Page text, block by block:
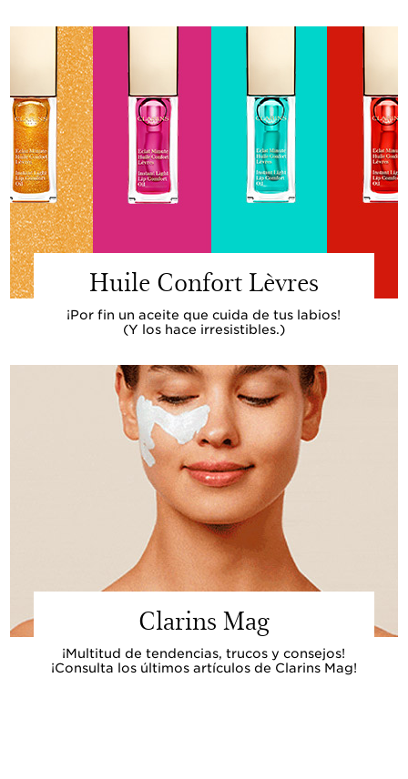
Huile Confort Lèvres
¡Por fin un aceite que cuida de tus labios!
(Y los hace irresistibles.)
Clarins Mag
¡Multitud de tendencias, trucos y consejos!
¡Consulta los últimos artículos de Clarins Mag!